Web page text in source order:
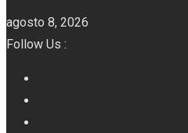
agosto 8, 2026
Follow Us :